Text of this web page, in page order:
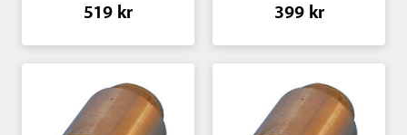
519 kr 399 kr